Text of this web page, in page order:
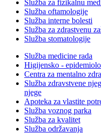
Služba za fizikalnu
Služba oftamologije
Služba interne bolesti
Služba za zdrastvenu
Služba stomatologije
Služba medicine rada
Higijensko -
Centra za mentalno
Služba zdravstvene
njege
Apoteka za vlastite
Služba voznog parka
Služba za kvalitet
Služba održavanja